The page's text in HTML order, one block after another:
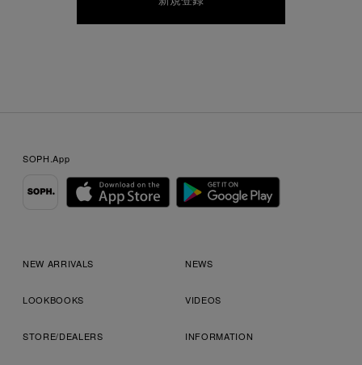
SOPH.App
NEW ARRIVALS NEWS
LOOKBOOKS VIDEOS
STORE/DEALERS INFORMATION